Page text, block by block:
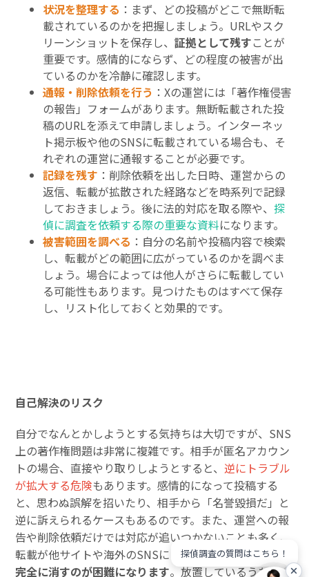
状況を整理する ：まず、どの投稿がどこで無断転
載されているのかを把握しましょう。URLやスク
リーンショットを保存し、証拠として残すことが
重要です。感情的にならず、どの程度の被害が出
ているのかを冷静に確認します。
通報・削除依頼を行う ：Xの運営には「著作権侵害
の報告」フォームがあります。無断転載された投
稿のURLを添えて申請しましょう。インターネッ
ト掲示板や他のSNSに転載されている場合も、そ
れぞれの運営に通報することが必要です。
記録を残す ：削除依頼を出した日時、運営からの
返信、転載が拡散された経路などを時系列で記録
しておきましょう。後に法的対応を取る際や、探
偵に調査を依頼する際の重要な資料になります。
被害範囲を調べる ：自分の名前や投稿内容で検索
し、転載がどの範囲に広がっているのかを調べま
しょう。場合によっては他人がさらに転載してい
る可能性もあります。見つけたものはすべて保存
し、リスト化しておくと効果的です。
自己解決のリスク
自分でなんとかしようとする気持ちは大切ですが、SNS
上の著作権問題は非常に複雑です。相手が匿名アカウン
トの場合、直接やり取りしようとすると、逆にトラブル
が拡大する危険もあります。感情的になって投稿する
と、思わぬ誤解を招いたり、相手から「名誉毀損だ」と
逆に訴えられるケースもあるのです。また、運営への報
告や削除依頼だけでは対応が追いつかないことも多く、
転載が他サイトや海外のSNSにまで拡散してしまうと、
完全に消すのが困難になります。放置しているうちに、
探偵調査の質問はこちら！